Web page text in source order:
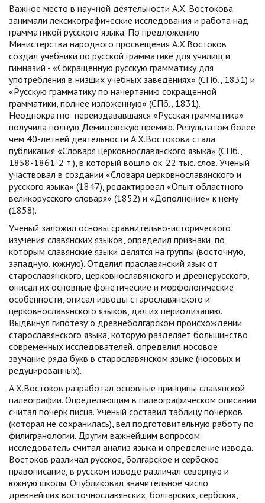
Важное место в научной деятельности А.Х. Востокова
занимали лексикографические исследования и работа над
грамматикой русского языка. По предложению
Министерства народного просвещения А.Х.Востоков
создал учебники по русской грамматике для училищ и
гимназий - «Сокращенную русскую грамматику для
употребления в низших учебных заведениях» (СПб., 1831) и
«Русскую грамматику по начертанию сокращенной
грамматики, полнее изложенную» (СПб., 1831).
Неоднократно переиздававшаяся «Русская грамматика»
получила полную Демидовскую премию. Результатом более
чем 40-летней деятельности А.Х.Востокова стала
публикация «Словаря церковнославянского языка» (СПб.,
1858-1861. 2 т.), в который вошло ок. 22 тыс. слов. Ученый
участвовал в создании «Словаря церковнославянского и
русского языка» (1847), редактировал «Опыт областного
великорусского словаря» (1852) и «Дополнение» к нему
(1858).
Ученый заложил основы сравнительно-исторического
изучения славянских языков, определил признаки, по
которым славянские языки делятся на группы (восточную,
западную, южную). Отделил праславянский язык от
старославянского, церковнославянского и древнерусского,
описал их основные фонетические и морфологические
особенности, описал изводы старославянского и
церковнославянского языков, дал их периодизацию.
Выдвинул гипотезу о древнеболгарском происхождении
старославянского языка, которую разделяет большинство
современных исследователей, определил носовое
звучание ряда букв в старославянском языке (носовых и
редуцированных).
А.Х.Востоков разработал основные принципы славянской
палеографии. Определяющим в палеографическом описании
считал почерк писца. Ученый составил таблицу почерков
(которая не сохранилась), вел подготовительную работу по
филигранологии. Другим важнейшим вопросом
исследователь считал анализ языка и определение извода.
Востоков различал русское, болгарское и сербское
правописание, в русском изводе различал северную и
южную школы. Опубликовал значительное число
древнейших восточнославянских, болгарских, сербских,